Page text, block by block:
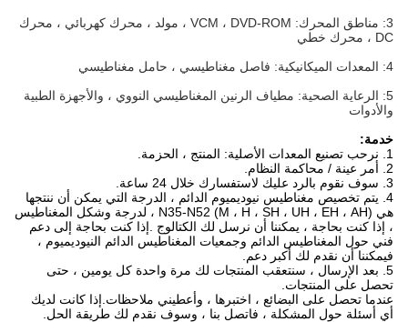
3: مناطق المحرك: VCM ، DVD-ROM ، مولد ، محرك كهربائي ، محرك
DC ، محرك خطي
4: المعدات الميكانيكية: فاصل مغناطيسي ، حامل مغناطيسي
5: الرعاية الصحية: مطياف الرنين المغناطيسي النووي ، والأجهزة الطبية
والأدوات
خدمة:
4. يتم تخصيص مغناطيس نيوديميوم الدائم ، الدرجة التي يمكن أن ننتجها
هي N35-N52 (M ، H ، SH ، UH ، EH ، AH) ، لدرجة وشكل المغناطيس
، إذا كنت بحاجة ، يمكننا أن نرسل لك الكتالوج .إذا كنت بحاجة إلى دعم
فني حول المغناطيس الدائم وجمعيات المغناطيس الدائم النيوديميوم ،
فيمكننا أن نقدم لك أكبر دعم.
5. بعد الإرسال ، سنتعقب المنتجات لك مرة واحدة كل يومين ، حتى
تحصل على المنتجات.
عندما تحصل على البضائع ، اختبرها ، وأعطيني ملاحظات.إذا كانت لديك
أي أسئلة حول المشكلة ، فاتصل بنا ، وسوف نقدم لك طريقة الحل.